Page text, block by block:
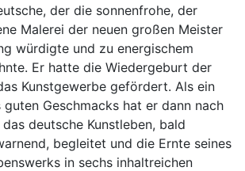
der die sonnenfrohe, der
Malerei der neuen großen Meister
würdigte und zu energischem
Er hatte die Wiedergeburt der
Kunstgewerbe gefördert. Als ein
Geschmacks hat er dann nach
deutsche Kunstleben, bald
begleitet und die Ernte seines
in sechs inhaltreichen